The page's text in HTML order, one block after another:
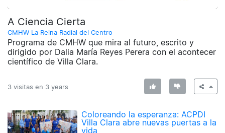
A Ciencia Cierta
CMHW La Reina Radial del Centro
Programa de CMHW que mira al futuro, escrito y
dirigido por Dalia María Reyes Perera con el acontecer
científico de Villa Clara.
3 visitas en 3 years
Coloreando la esperanza: ACPDI
Villa Clara abre nuevas puertas a la
vida